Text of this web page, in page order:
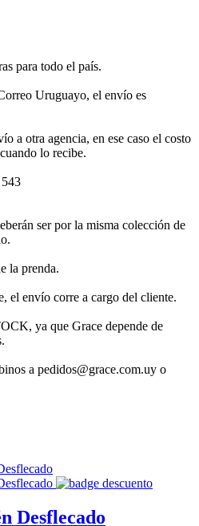
para todo el país.
Uruguayo, el envío es
a otra agencia, en ese caso el costo
lo recibe.
ser por la misma colección de
la prenda.
el envío corre a cargo del cliente.
ya que Grace depende de
a pedidos@grace.com.uy o
Desflecado